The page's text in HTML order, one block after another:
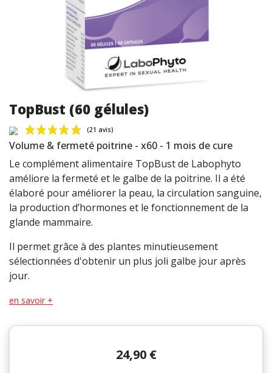
TopBust (60 gélules)
(21 avis)
Volume & fermeté poitrine - x60 - 1 mois de cure
Le complément alimentaire TopBust de Labophyto
améliore la fermeté et le galbe de la poitrine. Il a été
élaboré pour améliorer la peau, la circulation sanguine,
la production d’hormones et le fonctionnement de la
glande mammaire.
Il permet grâce à des plantes minutieusement
sélectionnées d'obtenir un plus joli galbe jour après
jour.
en savoir +
24,90 €